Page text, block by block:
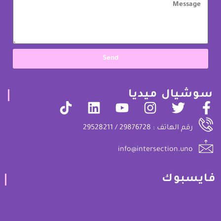
Send
سوشيال ميديا
رقم الهاتف : 29876728 / 29528211
info@intersection.uno
فايسبوك